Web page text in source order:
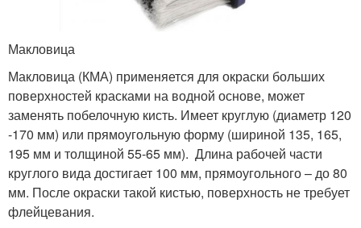
Макловица
Макловица (КМА) применяется для окраски больших
поверхностей красками на водной основе, может
заменять побелочную кисть. Имеет круглую (диаметр 120
-170 мм) или прямоугольную форму (шириной 135, 165,
195 мм и толщиной 55-65 мм). Длина рабочей части
круглого вида достигает 100 мм, прямоугольного – до 80
мм. После окраски такой кистью, поверхность не требует
флейцевания.